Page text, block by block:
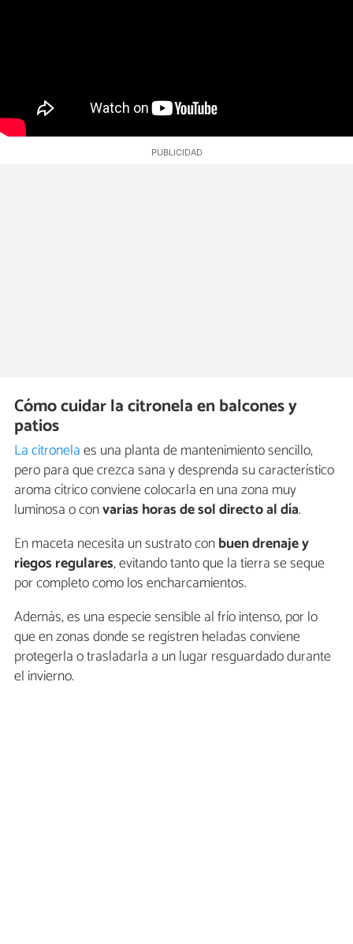
Cómo cuidar la citronela en balcones y
patios
La citronelaes una planta de mantenimiento sencillo,
pero para que crezca sana y desprenda su característico
aroma cítrico conviene colocarla en una zona muy
luminosa o convarias horas de sol directo al día.
En maceta necesita un sustrato conbuen drenaje y
riegos regulares, evitando tanto que la tierra se seque
por completo como los encharcamientos.
Además, es una especie sensible al frío intenso, por lo
que en zonas donde se registren heladas conviene
protegerla o trasladarla a un lugar resguardado durante
el invierno.